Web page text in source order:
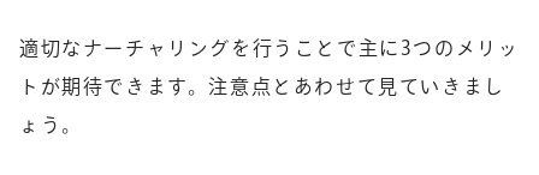
適切なナーチャリングを行うことで主に3つのメリッ
トが期待できます。注意点とあわせて見ていきまし
ょう。